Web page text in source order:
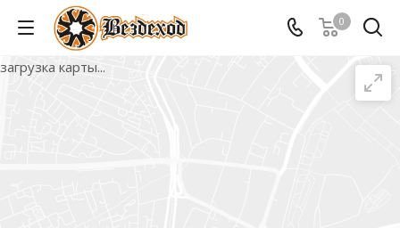
0
загрузка карты...